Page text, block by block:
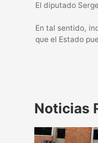
El diputado
En tal sentido,
que el Estado
Noticias